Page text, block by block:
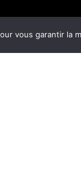
vous garantir la